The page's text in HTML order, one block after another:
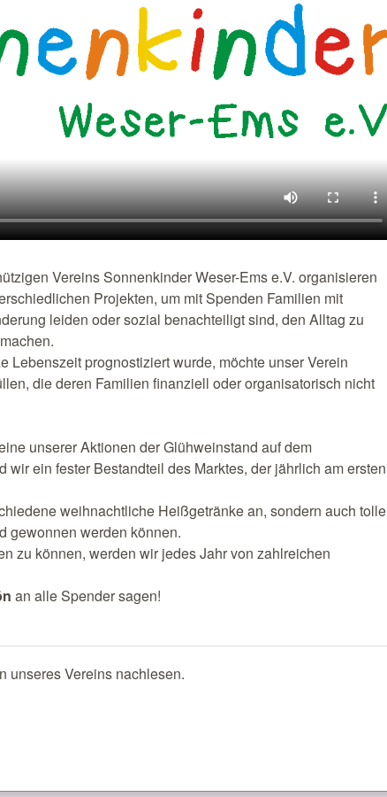
Vereins Sonnenkinder Weser-Ems e.V. organisieren
Projekten, um mit Spenden Familien mit
leiden oder sozial benachteiligt sind, den Alltag zu
Lebenszeit prognostiziert wurde, möchte unser Verein
die deren Familien finanziell oder organisatorisch nicht
unserer Aktionen der Glühweinstand auf dem
ein fester Bestandteil des Marktes, der jährlich am ersten
weihnachtliche Heißgetränke an, sondern auch tolle
gewonnen werden können.
zu können, werden wir jedes Jahr von zahlreichen
an alle Spender sagen!
unseres Vereins nachlesen.